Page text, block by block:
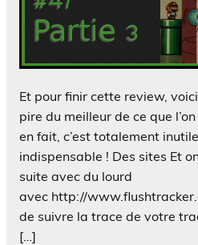
Et pour finir cette review,
pire du meilleur de ce que
en fait, c’est totalement
indispensable ! Des sites Et
suite avec du lourd
avec http://
de suivre la trace de votre
[…]